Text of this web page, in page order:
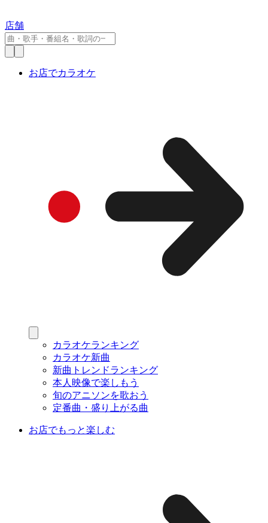
店舗
お店でカラオケ
カラオケランキング
カラオケ新曲
新曲トレンドランキング
本人映像で楽しもう
旬のアニソンを歌おう
定番曲・盛り上がる曲
お店でもっと楽しむ